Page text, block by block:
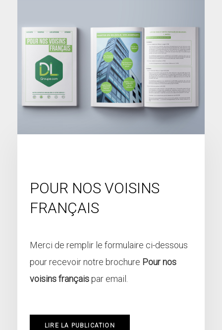
POUR NOS VOISINS
FRANÇAIS
Merci de remplir le formulaire ci-dessous
pour recevoir notre brochure Pour nos
voisins françaispar email.
LIRE LA PUBLICATION